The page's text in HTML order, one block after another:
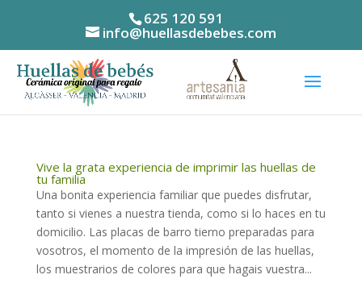
625 120 591
info@huellasdebebes.com
Vive la grata experiencia de imprimir las huellas de
tu familia
Una bonita experiencia familiar que puedes disfrutar,
tanto si vienes a nuestra tienda, como si lo haces en tu
domicilio. Las placas de barro tierno preparadas para
vosotros, el momento de la impresión de las huellas,
los muestrarios de colores para que hagais vuestra...